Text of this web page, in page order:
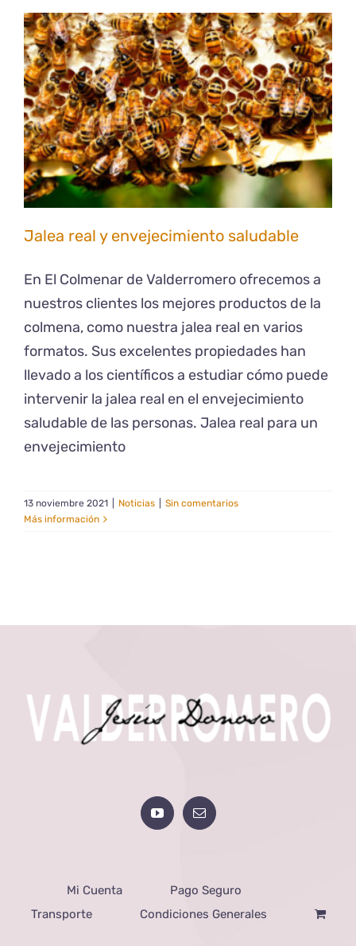
Jalea real y envejecimiento saludable
En El Colmenar de Valderromero ofrecemos a
nuestros clientes los mejores productos de la
colmena, como nuestra jalea real en varios
formatos. Sus excelentes propiedades han
llevado a los científicos a estudiar cómo puede
intervenir la jalea real en el envejecimiento
saludable de las personas. Jalea real para un
envejecimiento
13 noviembre 2021 Noticias
Sin comentarios
Más información
Mi Cuenta
Pago Seguro
Transporte
Condiciones Generales